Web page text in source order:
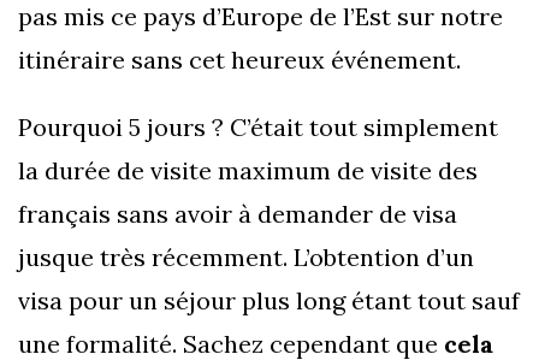
pas mis ce pays d’Europe de l’Est sur notre
itinéraire sans cet heureux événement.
Pourquoi 5 jours ? C’était tout simplement
la durée de visite maximum de visite des
français sans avoir à demander de visa
jusque très récemment. L’obtention d’un
visa pour un séjour plus long étant tout sauf
une formalité. Sachez cependant que cela